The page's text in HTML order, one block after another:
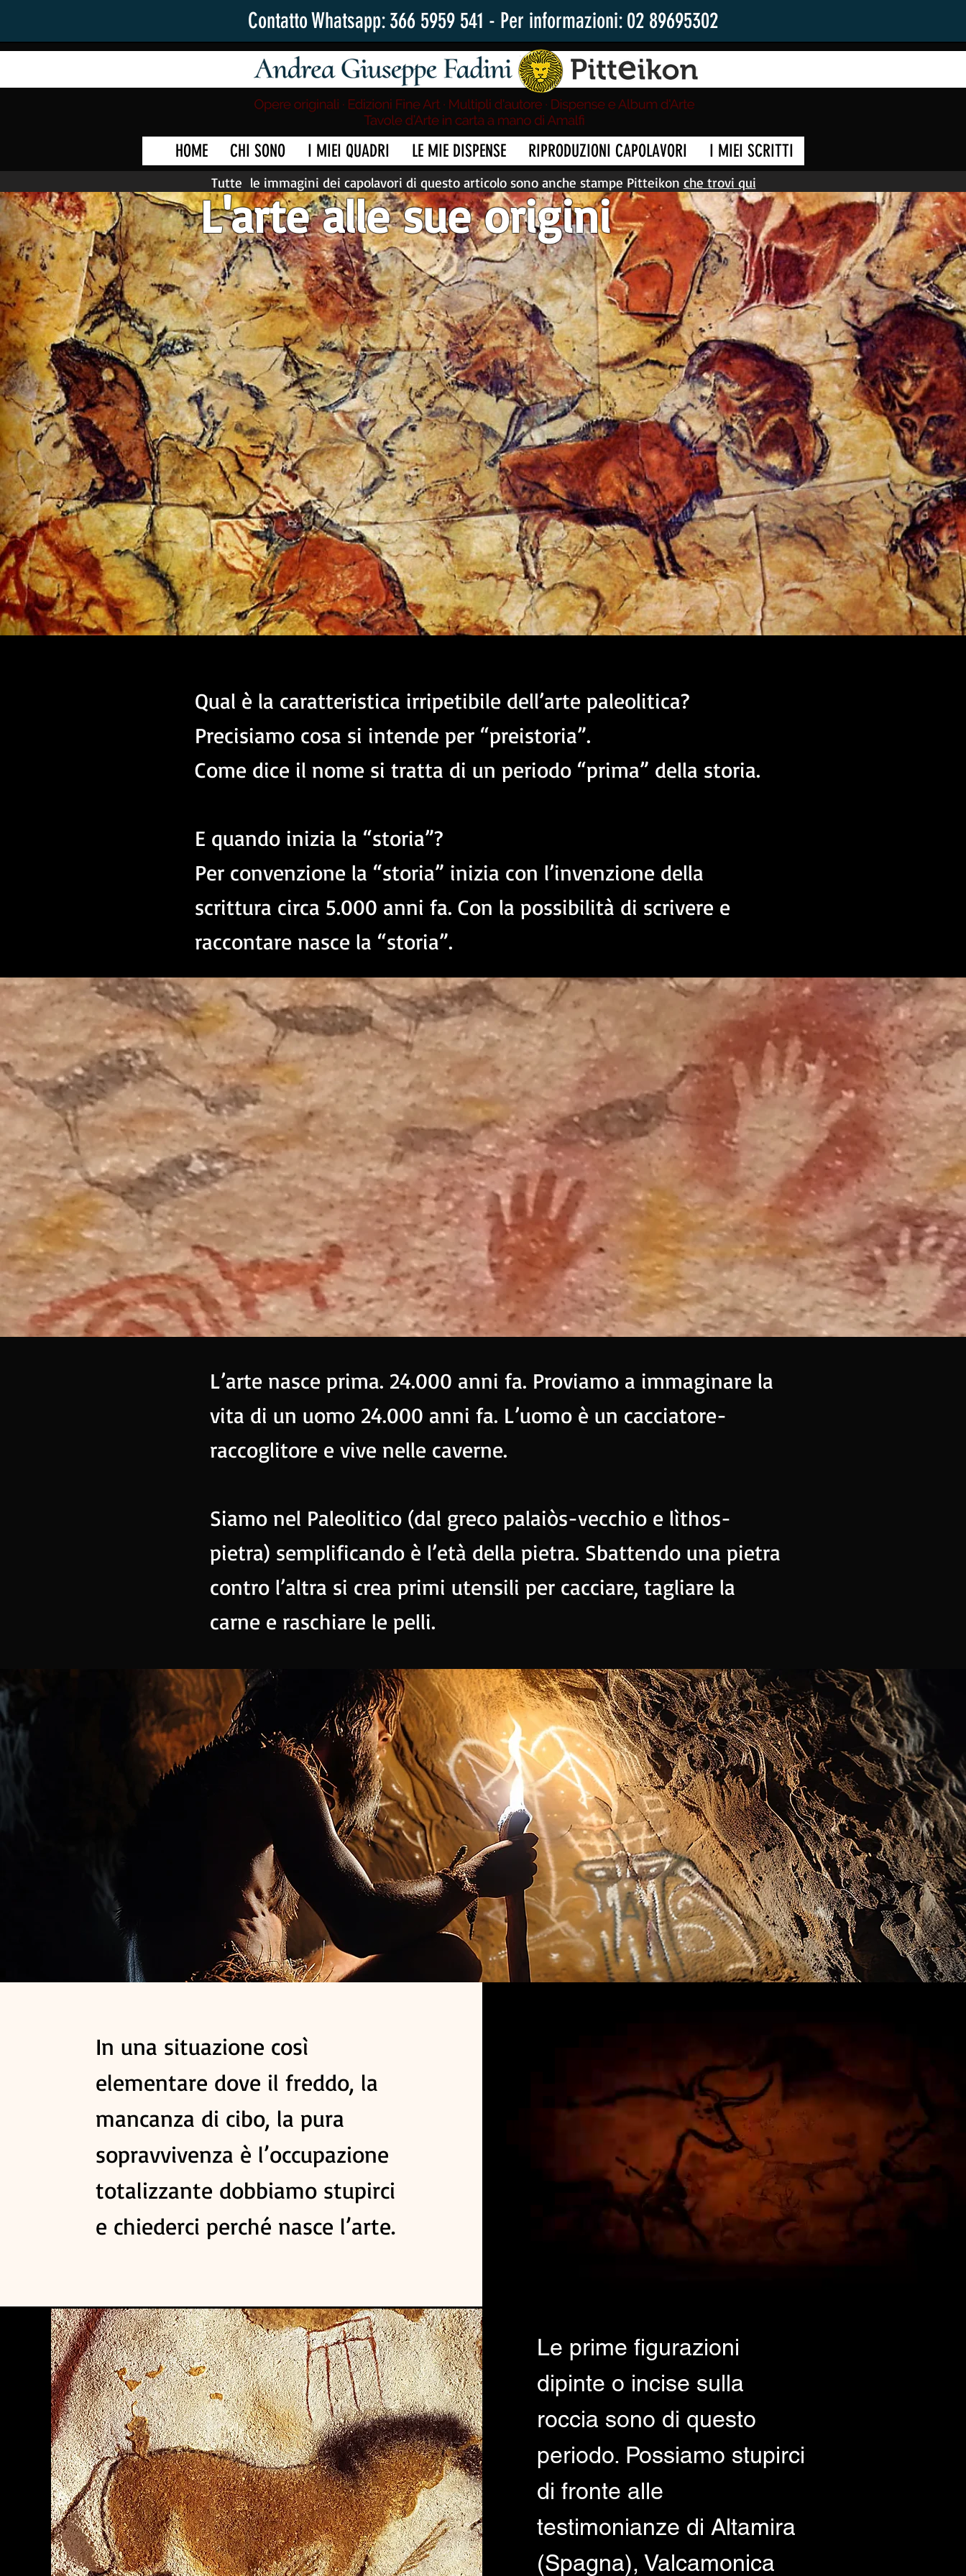
Contatto Whatsapp: 366 5959 541 - Per informazioni: 02 89695302
HOME CHI SONO I MIEI QUADRI LE MIE DISPENSE RIPRODUZIONI CAPOLAVORI I MIEI SCRITTI
L'arte alle sue origini
Tutte le immagini dei capolavori di questo articolo sono anche stampe Pitteikon che trovi qui
Qual è la caratteristica irripetibile dell’arte paleolitica?
Precisiamo cosa si intende per “preistoria”.
Come dice il nome si tratta di un periodo “prima” della storia.
E quando inizia la “storia”?
Per convenzione la “storia” inizia con l’invenzione della
scrittura circa 5.000 anni fa. Con la possibilità di scrivere e
raccontare nasce la “storia”.
L’arte nasce prima. 24.000 anni fa. Proviamo a immaginare la
vita di un uomo 24.000 anni fa. L’uomo è un cacciatore-
raccoglitore e vive nelle caverne.
Siamo nel Paleolitico (dal greco palaiòs-vecchio e lìthos-
pietra) semplificando è l’età della pietra. Sbattendo una pietra
contro l’altra si crea primi utensili per cacciare, tagliare la
carne e raschiare le pelli.
In una situazione così
elementare dove il freddo, la
mancanza di cibo, la pura
sopravvivenza è l’occupazione
totalizzante dobbiamo stupirci
e chiederci perché nasce l’arte.
Le prime figurazioni
dipinte o incise sulla
roccia sono di questo
periodo. Possiamo stupirci
di fronte alle
testimonianze di Altamira
(Spagna), Valcamonica